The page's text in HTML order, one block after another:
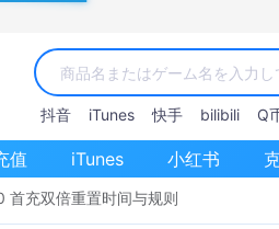
抖音 iTunes 快手 bilibili Q
值 iTunes 小红书
首充双倍重置时间与规则